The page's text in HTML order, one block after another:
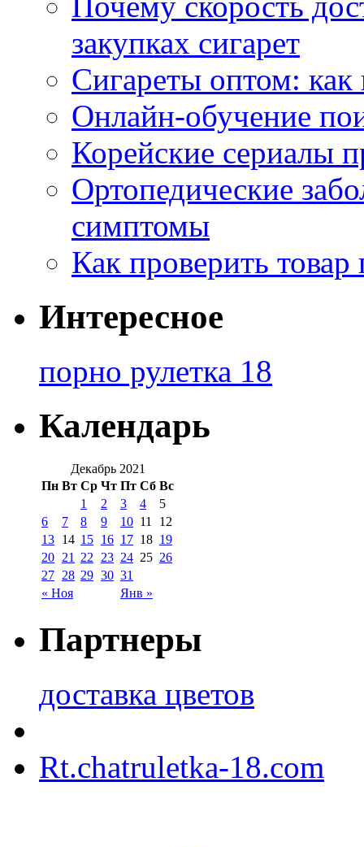
закупках сигарет
Сигареты оптом:
Онлайн-обучение
Корейские сериалы
Ортопедические
симптомы
Как проверить товар
Интересное
порно рулетка 18
Календарь
Декабрь 2021
Пн Вт Ср Чт Пт Сб Вс
« Ноя Янв »
1 2 3 4
5
6
7 8 9 10 11
12
13 14 15 16 17 18 19
20 21 22 23 24 25 26
27 28 29 30 31
Партнеры
доставка цветов
Rt.chatruletka-18.com